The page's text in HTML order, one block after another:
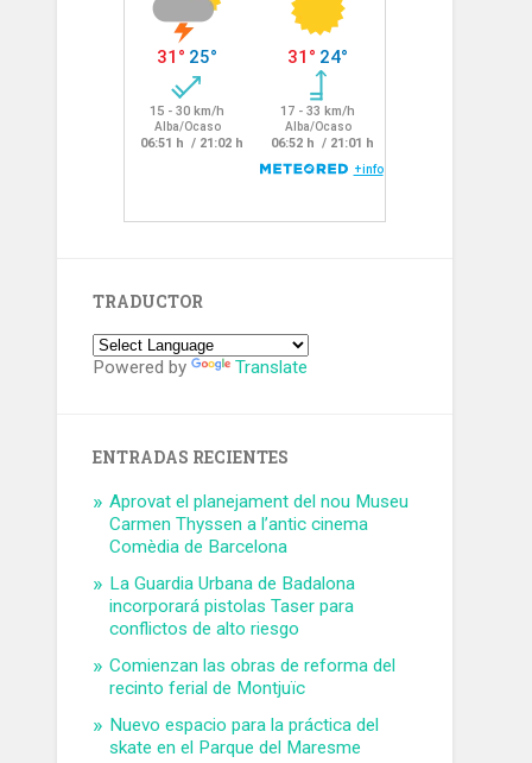
TRADUCTOR
Powered by Translate
ENTRADAS RECIENTES
Aprovat el planejament del nou Museu
Carmen Thyssen a l’antic cinema
Comèdia de Barcelona
La Guardia Urbana de Badalona
incorporará pistolas Taser para
conflictos de alto riesgo
Comienzan las obras de reforma del
recinto ferial de Montjuïc
Nuevo espacio para la práctica del
skate en el Parque del Maresme